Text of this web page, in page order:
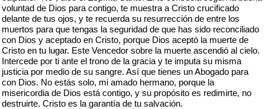
voluntad de Dios para contigo, te muestra a Cristo crucificado
delante de tus ojos, y te recuerda su resurrección de entre los
muertos para que tengas la seguridad de que has sido reconciliado
con Dios y aceptado en Cristo, porque Dios aceptó la muerte de
Cristo en tu lugar. Este Vencedor sobre la muerte ascendió al cielo.
Intercede por ti ante el trono de la gracia y te imputa su misma
justicia por medio de su sangre. Así que tienes un Abogado para
con Dios. No estás solo, mi amado hermano, porque la
misericordia de Dios está contigo, y su propósito es redimirte, no
destruirte. Cristo es la garantía de tu salvación.